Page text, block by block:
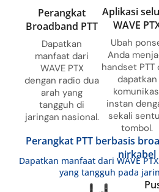
Perangkat
Broadband PTT
Dapatkan
manfaat dari
WAVE PTX
dengan radio dua
arah yang
tangguh di
jaringan nasional.
Aplikasi
WAVE
Ubah
Anda
handset PTT
dapatkan
instan
sekali
tombol.
Perangkat PTT berbasis
nirkabel
Dapatkan manfaat dari WAVE
yang tangguh pada